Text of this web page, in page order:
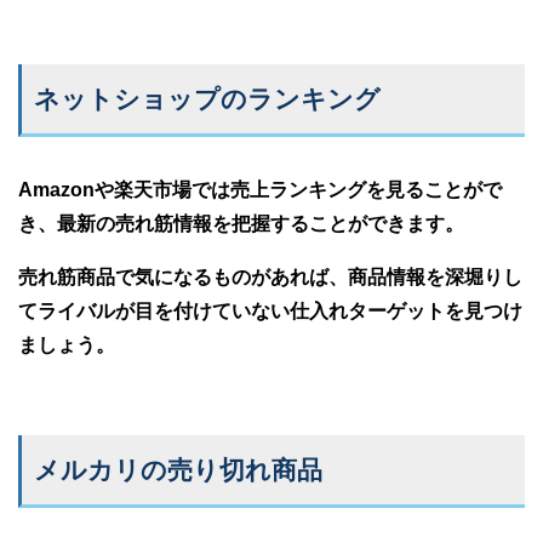
ネットショップのランキング
Amazonや楽天市場では売上ランキングを見ることがで
き、最新の売れ筋情報を把握することができます。
売れ筋商品で気になるものがあれば、商品情報を深堀りし
てライバルが目を付けていない仕入れターゲットを見つけ
ましょう。
メルカリの売り切れ商品